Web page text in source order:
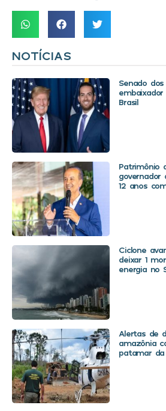
NOTÍCIAS
Senado
Brasil
Patrimônio
governador
12 anos
Ciclone
deixar 1
energia no
Alertas de
amazônia
patamar